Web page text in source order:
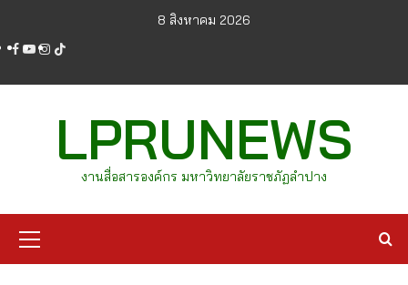
content
8 สิงหาคม 2026
facebook
youtube
instagram
tiktok
LPRUNEWS
งานสื่อสารองค์กร มหาวิทยาลัยราชภัฏลำปาง
Menu